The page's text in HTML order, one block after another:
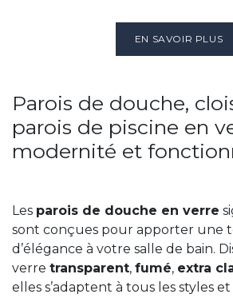
EN SAVOIR PLUS
Parois de douche,
parois de piscine en
modernité et
Les parois de douche en verre
sont conçues pour apporter une
d’élégance à votre salle de bain.
verre transparent, fumé, extra
elles s’adaptent à tous les styles